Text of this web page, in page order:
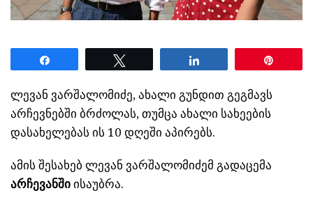
ლევან ვარშალომიძე, ახალი გუნდით გეგმავს
არჩევნებში ბრძოლას, თუმცა ახალი სახეების
დასახელებას ის 10 დღეში აპირებს.
ამის შესახებ ლევან ვარშალომიძემ გადაცემა
არჩევანში ისაუბრა.